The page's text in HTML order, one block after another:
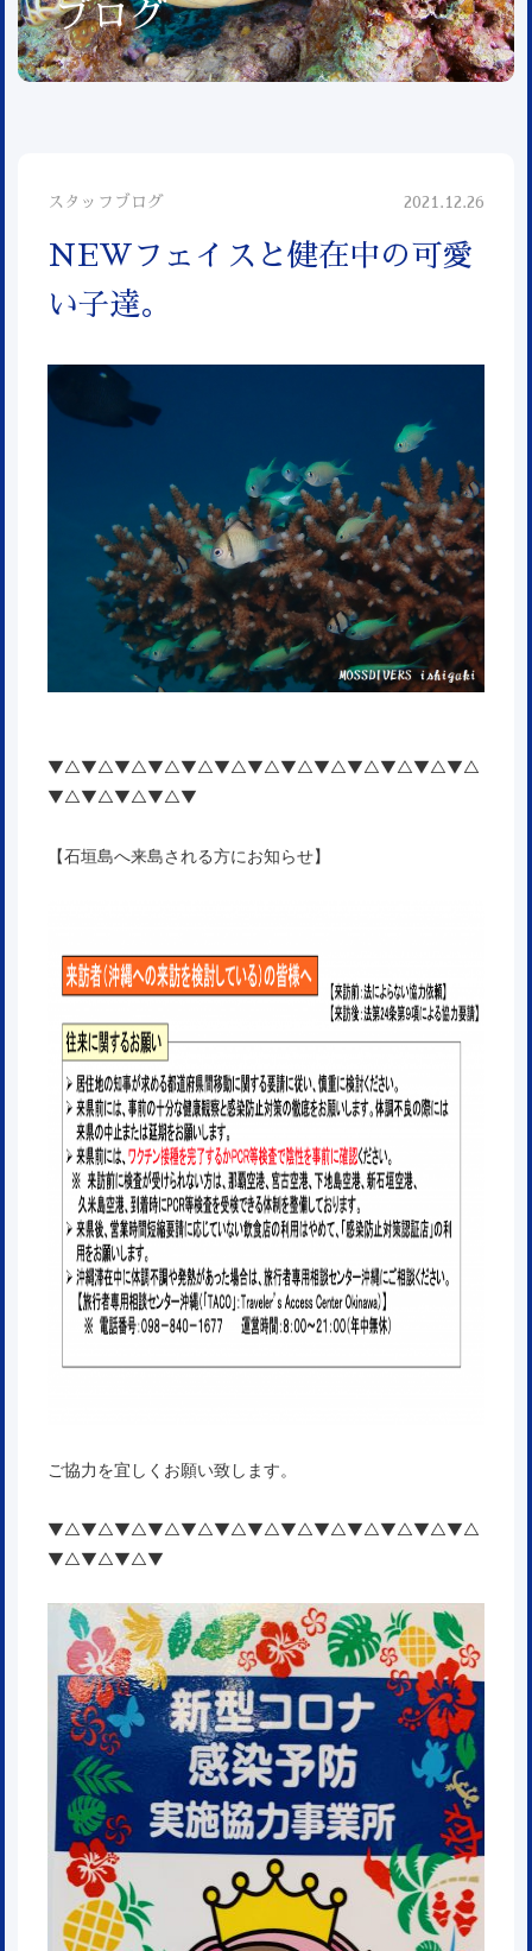
ブログ
スタッフブログ 2021.12.26
NEWフェイスと健在中の可愛
い子達。
▼△▼△▼△▼△▼△▼△▼△▼△▼△▼△▼△▼△▼△
▼△▼△▼△▼△▼
【石垣島へ来島される方にお知らせ】
ご協力を宜しくお願い致します。
▼△▼△▼△▼△▼△▼△▼△▼△▼△▼△▼△▼△▼△
▼△▼△▼△▼